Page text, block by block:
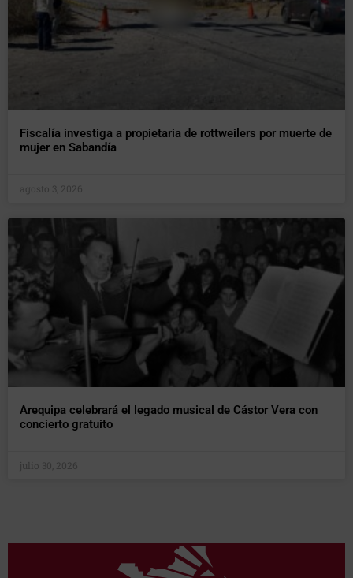
Fiscalía investiga a propietaria de rottweilers por muerte de
mujer en Sabandía
agosto 3, 2026
Arequipa celebrará el legado musical de Cástor Vera con
concierto gratuito
julio 30, 2026